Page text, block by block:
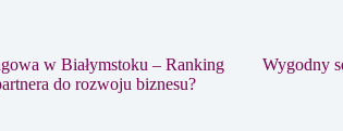
w Białymstoku – Ranking
do rozwoju biznesu?
Wygodny